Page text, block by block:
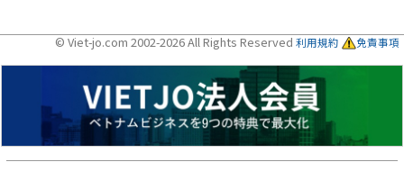
© Viet-jo.com 2002-2026 All Rights Reserved 利用規約 免責事項